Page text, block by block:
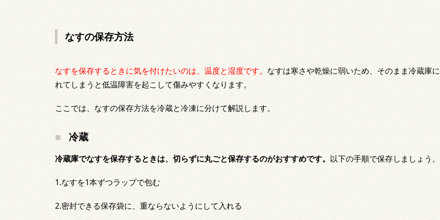
なすの保存方法
なすを保存するときに気を付けたいのは、温度と湿度です。 なすは寒さや乾燥に弱いため、そのまま冷蔵庫
れてしまうと低温障害を起こして傷みやすくなります。
ここでは、なすの保存方法を冷蔵と冷凍に分けて解説します。
冷蔵
冷蔵庫でなすを保存するときは、切らずに丸ごと保存するのがおすすめです。 以下の手順で保存しましょう。
1.なすを1本ずつラップで包む
2.密封できる保存袋に、重ならないようにして入れる